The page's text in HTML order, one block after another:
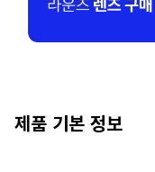
제품 기본 정보